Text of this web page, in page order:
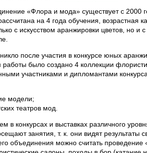
«Флора и мода» существует с
на 4 года обучения, возрастная
с искусством аранжировки цветов, но
после участия в конкурсе юных
было создано 4 коллекции
участниками и дипломантами
модели;
театров мод.
в конкурсах и выставках различного
занятия, т. к. они видят результаты
объединения можно считать проведение